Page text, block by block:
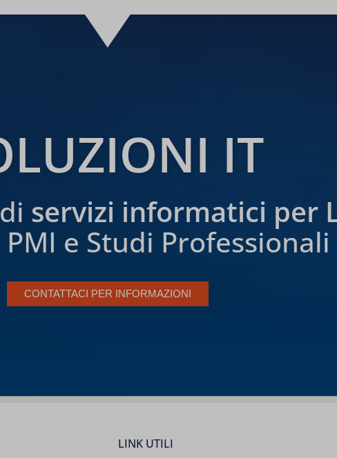
IT
servizi informatici per
PMI e Studi Professionali
CONTATTACI PER INFORMAZIONI
LINK UTILI